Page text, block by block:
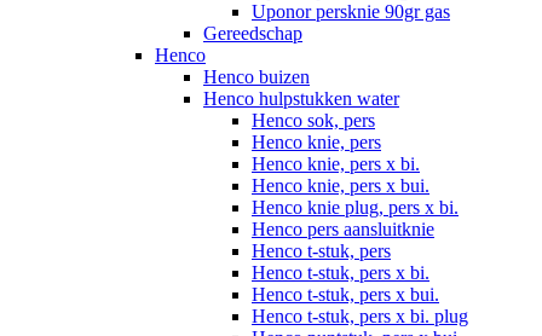
Uponor persknie 90gr gas
Gereedschap
Henco
Henco buizen
Henco hulpstukken water
Henco sok, pers
Henco knie, pers
Henco knie, pers x bi.
Henco knie, pers x bui.
Henco knie plug, pers x bi.
Henco pers aansluitknie
Henco t-stuk, pers
Henco t-stuk, pers x bi.
Henco t-stuk, pers x bui.
Henco t-stuk, pers x bi. plug